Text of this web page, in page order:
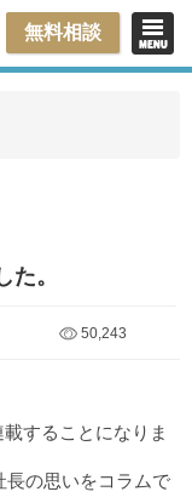
無料相談
た。
50,243
することになりま
長の思いをコラムで